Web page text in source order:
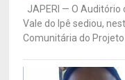
JAPERI — O Auditório
Vale do Ipê sediou,
Comunitária do Projeto